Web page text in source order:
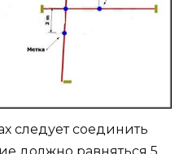
следует соединить
должно равняться 5